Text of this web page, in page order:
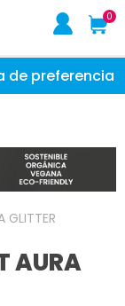
0
de preferencia
GLITTER
AURA